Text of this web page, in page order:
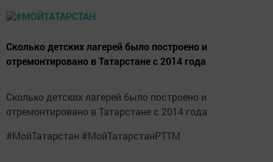
Сколько детских лагерей было построено и
отремонтировано в Татарстане с 2014 года
Сколько детских лагерей было построено и
отремонтировано в Татарстане с 2014 года
#МойТатарстан #МойТатарстанРТТМ